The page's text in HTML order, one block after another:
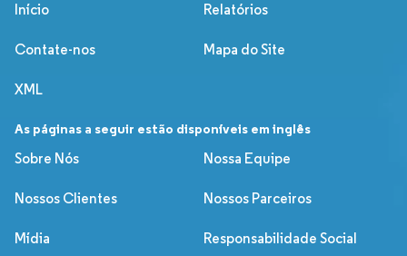
Início Relatórios
Contate-nos Mapa do Site
XML
As páginas a seguir estão disponíveis em inglês
Sobre Nós
Nossa Equipe
Nossos Clientes Nossos Parceiros
Mídia Responsabilidade Social